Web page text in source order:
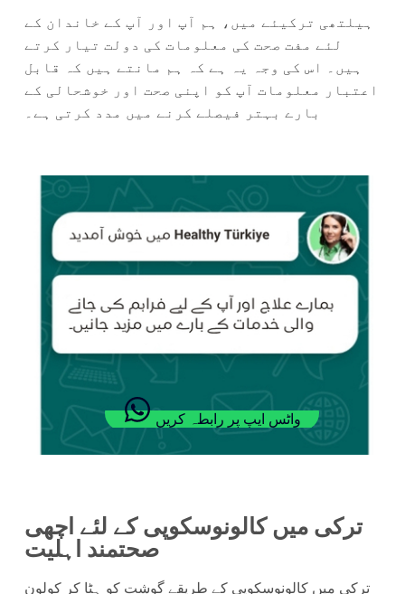
ہیلتھی ترکیئے میں، ہم آپ اور آپ کے خاندان کے
لئے مفت صحت کی معلومات کی دولت تیار کرتے
ہیں۔ اس کی وجہ یہ ہے کہ ہم مانتے ہیں کہ قابل
اعتبار معلومات آپ کو اپنی صحت اور خوشحالی کے
بارے بہتر فیصلے کرنے میں مدد کرتی ہے۔
واٹس ایپ پر رابطہ کریں
ترکی میں کالونوسکوپی کے لئے اچھی
صحتمند اہلیت
ترکی میں کالونوسکوپی کے طریقے گوشت کو ہٹا کر کولون